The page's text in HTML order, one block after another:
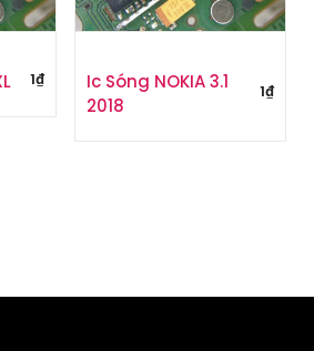
1₫
Ic Sóng NOKIA 3.1
2018
1₫